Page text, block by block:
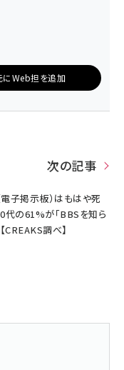
にWeb担を追加
次の記事
電子掲示板）はもはや死
代の61%が「BBSを知ら
CREAKS調べ】